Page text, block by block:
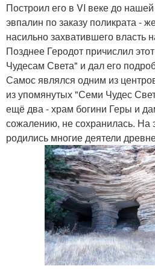
Построил его в VI веке до
эвпалин по заказу поликрата -
насильно захватившего власть
Позднее Геродот причислил
Чудесам Света" и дал его
Самос являлся одним из
из упомянутых "Семи Чудес
ещё два - храм богини Геры и
сожалению, не сохранилась. На
родились многие деятели